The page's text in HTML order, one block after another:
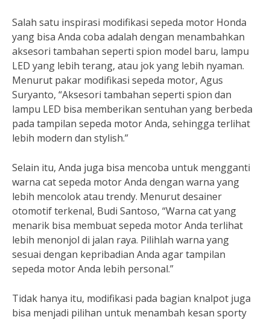
Salah satu inspirasi modifikasi sepeda motor Honda
yang bisa Anda coba adalah dengan menambahkan
aksesori tambahan seperti spion model baru, lampu
LED yang lebih terang, atau jok yang lebih nyaman.
Menurut pakar modifikasi sepeda motor, Agus
Suryanto, “Aksesori tambahan seperti spion dan
lampu LED bisa memberikan sentuhan yang berbeda
pada tampilan sepeda motor Anda, sehingga terlihat
lebih modern dan stylish.”
Selain itu, Anda juga bisa mencoba untuk mengganti
warna cat sepeda motor Anda dengan warna yang
lebih mencolok atau trendy. Menurut desainer
otomotif terkenal, Budi Santoso, “Warna cat yang
menarik bisa membuat sepeda motor Anda terlihat
lebih menonjol di jalan raya. Pilihlah warna yang
sesuai dengan kepribadian Anda agar tampilan
sepeda motor Anda lebih personal.”
Tidak hanya itu, modifikasi pada bagian knalpot juga
bisa menjadi pilihan untuk menambah kesan sporty